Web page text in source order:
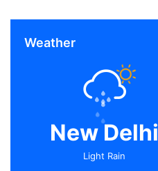
Weather
New Delhi
Light Rain